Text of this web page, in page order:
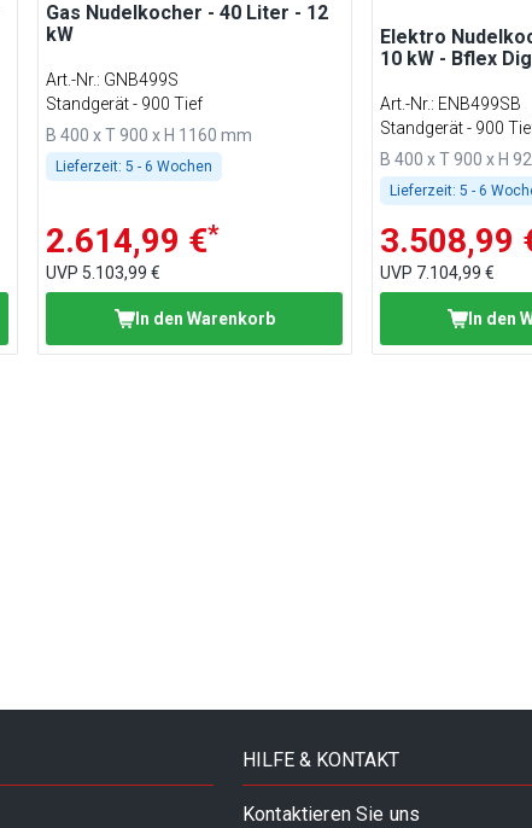
Gas Nudelkocher - 40 Liter - 12
kW
Art.-Nr.: GNB499S
Standgerät - 900 Tief
B 400 x T 900 x H 1160 mm
Lieferzeit: 5 - 6 Wochen
2.614,99 €*
UVP 5.103,99 €
In den Warenkorb
Elektro
10 kW - Bflex
Art.-Nr.: ENB499SB
Standgerät - 900
B 400 x T 900 x H
Lieferzeit: 5 - 6
3.508,99
UVP 7.104,99 €
In den
HILFE & KONTAKT
Kontaktieren Sie uns